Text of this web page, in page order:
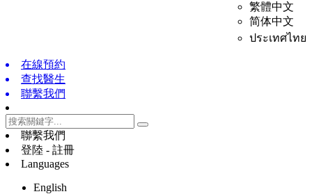
繁體中文
简体中文
ประเทศไทย
在線預約
查找醫生
聯繫我們
聯繫我們
登陸 - 註冊
Languages
English